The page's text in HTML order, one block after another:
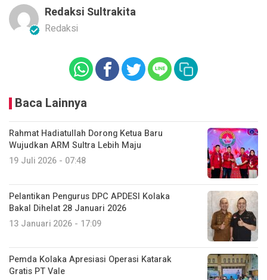
Redaksi Sultrakita
Redaksi
Baca Lainnya
Rahmat Hadiatullah Dorong Ketua Baru
Wujudkan ARM Sultra Lebih Maju
19 Juli 2026 - 07:48
Pelantikan Pengurus DPC APDESI Kolaka
Bakal Dihelat 28 Januari 2026
13 Januari 2026 - 17:09
Pemda Kolaka Apresiasi Operasi Katarak
Gratis PT Vale